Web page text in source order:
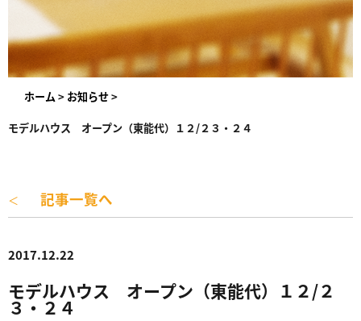
ホーム > お知らせ>
モデルハウス オープン（東能代）１２/２３・２４
＜ 記事一覧へ
2017.12.22
モデルハウス オープン（東能代）１２/２
３・２４